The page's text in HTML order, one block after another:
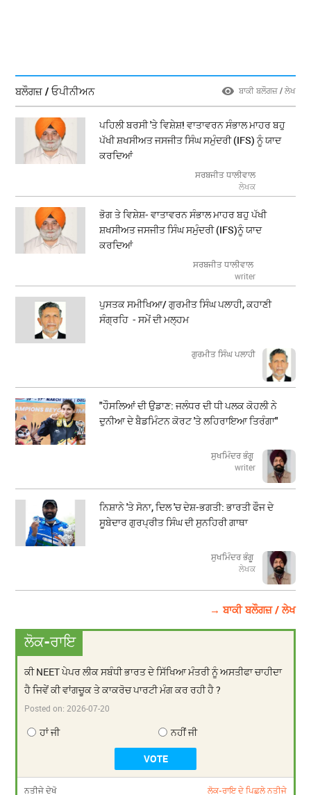
ਬਲੌਗਜ਼ / ਓਪੀਨੀਅਨ ਬਾਕੀ ਬਲੌਗਜ਼ / ਲੇਖ
ਪਹਿਲੀ ਬਰਸੀ 'ਤੇ ਵਿਸ਼ੇਸ਼! ਵਾਤਾਵਰਨ ਸੰਭਾਲ ਮਾਹਰ ਬਹੁ
ਪੱਖੀ ਸ਼ਖਸੀਅਤ ਜਸਜੀਤ ਸਿੰਘ ਸਮੁੰਦਰੀ (IFS) ਨੂੰ ਯਾਦ
ਕਰਦਿਆਂ
ਸਰਬਜੀਤ ਧਾਲੀਵਾਲ
ਲੇਖਕ
ਭੋਗ ਤੇ ਵਿਸ਼ੇਸ਼- ਵਾਤਾਵਰਨ ਸੰਭਾਲ ਮਾਹਰ ਬਹੁ ਪੱਖੀ
ਸ਼ਖਸੀਅਤ ਜਸਜੀਤ ਸਿੰਘ ਸਮੁੰਦਰੀ (IFS)ਨੂੰ ਯਾਦ
ਕਰਦਿਆਂ
ਸਰਬਜੀਤ ਧਾਲੀਵਾਲ
writer
ਪੁਸਤਕ ਸਮੀਖਿਆ/ ਗੁਰਮੀਤ ਸਿੰਘ ਪਲਾਹੀ, ਕਹਾਣੀ
ਸੰਗ੍ਰਹਿ - ਸਮੇਂ ਦੀ ਮਲ੍ਹਮ
ਗੁਰਮੀਤ ਸਿੰਘ ਪਲਾਹੀ
"ਹੌਸਲਿਆਂ ਦੀ ਉਡਾਣ: ਜਲੰਧਰ ਦੀ ਧੀ ਪਲਕ ਕੋਹਲੀ ਨੇ
ਦੁਨੀਆ ਦੇ ਬੈਡਮਿੰਟਨ ਕੋਰਟ 'ਤੇ ਲਹਿਰਾਇਆ ਤਿਰੰਗਾ"
ਸੁਖਮਿੰਦਰ ਭੰਗੂ
writer
ਨਿਸ਼ਾਨੇ 'ਤੇ ਸੋਨਾ, ਦਿਲ 'ਚ ਦੇਸ਼-ਭਗਤੀ: ਭਾਰਤੀ ਫੌਜ ਦੇ
ਸੂਬੇਦਾਰ ਗੁਰਪ੍ਰੀਤ ਸਿੰਘ ਦੀ ਸੁਨਹਿਰੀ ਗਾਥਾ
ਸੁਖਮਿੰਦਰ ਭੰਗੂ
ਲੇਖਕ
→ ਬਾਕੀ ਬਲੌਗਜ਼ / ਲੇਖ
ਲੋਕ-ਰਾਇ
ਕੀ NEET ਪੇਪਰ ਲੀਕ ਸਬੰਧੀ ਭਾਰਤ ਦੇ ਸਿੱਖਿਆ ਮੰਤਰੀ ਨੂੰ ਅਸਤੀਫਾ ਚਾਹੀਦਾ
ਹੈ ਜਿਵੇਂ ਕੀ ਵਾਂਗਚੂਕ ਤੇ ਕਾਕਰੋਚ ਪਾਰਟੀ ਮੰਗ ਕਰ ਰਹੀ ਹੈ ?
Posted on:2026-07-20
ਹਾਂ ਜੀ ਨਹੀਂ ਜੀ
ਨਤੀਜੇ ਦੇਖੋ ਲੋਕ-ਰਾਇ ਦੇ ਪਿਛਲੇ ਨਤੀਜੇ